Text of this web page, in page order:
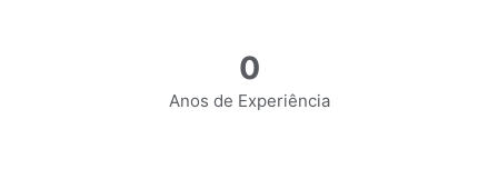
0
Anos de Experiência